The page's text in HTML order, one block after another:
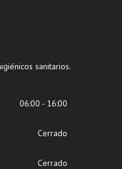
sanitarios.
06:00 - 16:00
Cerrado
Cerrado